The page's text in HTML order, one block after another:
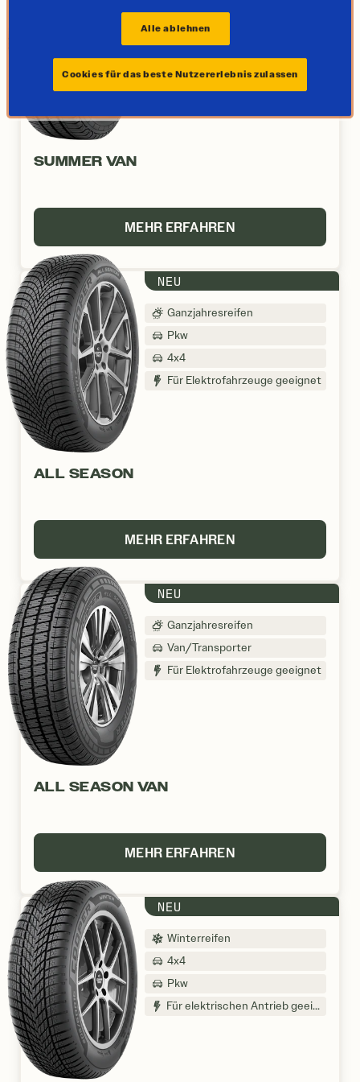
Van/Transporter
Für Elektrofahrzeuge geeignet
SUMMER VAN
MEHR ERFAHREN
NEU
Ganzjahresreifen
Pkw
4x4
Für Elektrofahrzeuge geeignet
ALL SEASON
MEHR ERFAHREN
NEU
Ganzjahresreifen
Van/Transporter
Für Elektrofahrzeuge geeignet
ALL SEASON VAN
MEHR ERFAHREN
NEU
Winterreifen
4x4
Pkw
Für elektrischen Antrieb geeignet
Alle ablehnen
Cookies für das beste Nutzererlebnis zulassen